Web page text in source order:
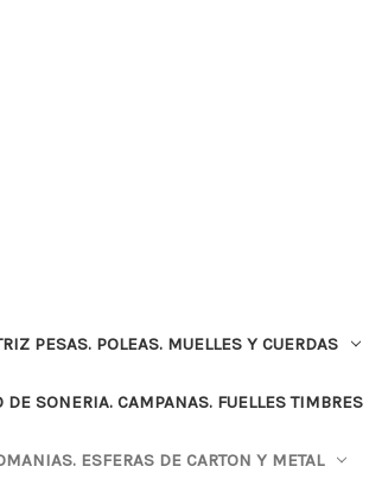
PESAS. POLEAS. MUELLES Y CUERDAS
SONERIA. CAMPANAS. FUELLES TIMBRES
ESFERAS DE CARTON Y METAL